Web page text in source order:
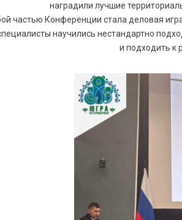
наградили лучшие
частью Конференции стала деловая
научились нестандартно
и подходить к